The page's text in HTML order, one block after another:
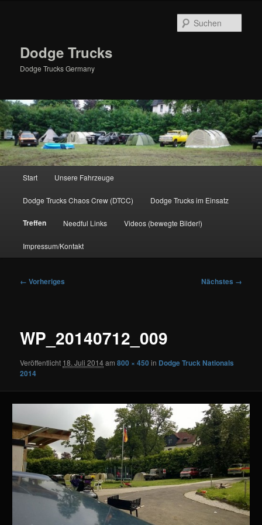
Dodge Trucks
Dodge Trucks Germany
Start Unsere Fahrzeuge
Dodge Trucks Chaos Crew (DTCC) Dodge Trucks im Einsatz
Treffen Needful Links Videos (bewegte Bilder!)
Impressum/Kontakt
Bilder-
← Vorheriges Nächstes →
WP_20140712_009
Veröffentlicht 18. Juli 2014am800 × 450 in Dodge Truck Nationals
2014